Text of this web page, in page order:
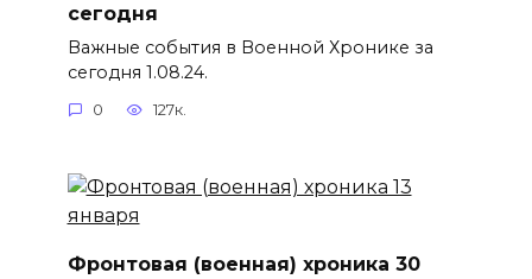
сегодня
Важные события в Военной Хронике за
сегодня 1.08.24.
0 127к.
Фронтовая (военная) хроника 30